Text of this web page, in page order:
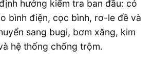
hướng kiểm tra ban đầu: có
bình điện, cọc bình, rơ-le đề và
sang bugi, bơm xăng, kim
hệ thống chống trộm.